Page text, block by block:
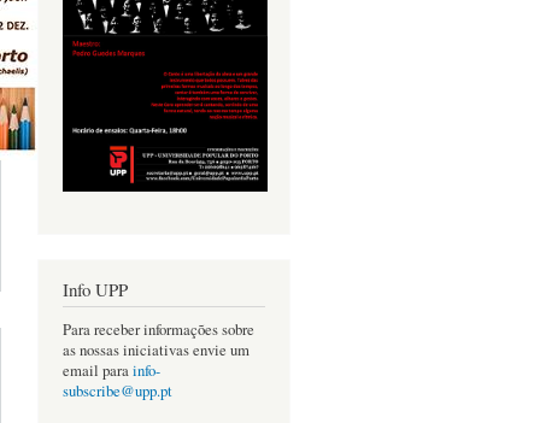
PINTURA
CURSO DE
ATELIER
D'ARTES DA
UPP -
Info UPP
Para receber informações sobre
as nossas iniciativas envie um
email parainfo-
subscribe@upp.pt